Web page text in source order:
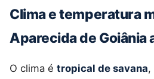
Clima e temperatura
Aparecida de Goiânia
O clima é tropical de savana,